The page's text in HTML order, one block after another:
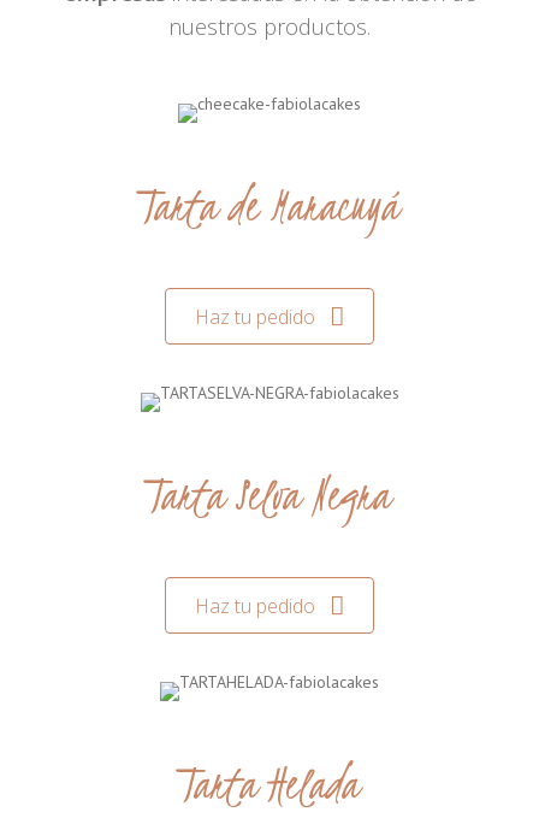
nuestros productos.
Tarta de Maracuyá
Haz tu pedido
Tarta Selva Negra
Haz tu pedido
Tarta Helada